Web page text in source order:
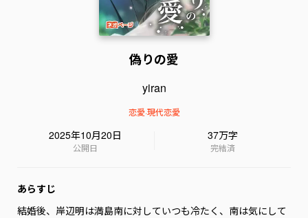
偽りの愛
yiran
恋愛·現代恋愛
2025年10月20日
公開日
37万字
完結済
あらすじ
結婚後、岸辺明は満島南に対していつも冷たく、南は気にして